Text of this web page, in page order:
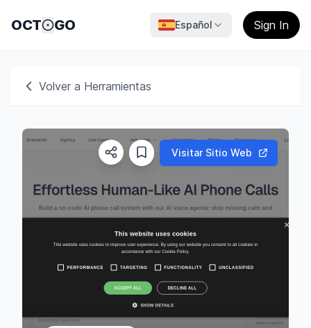
OCT GO Español Sign In
Volver a Herramientas
Visitar Sitio Web